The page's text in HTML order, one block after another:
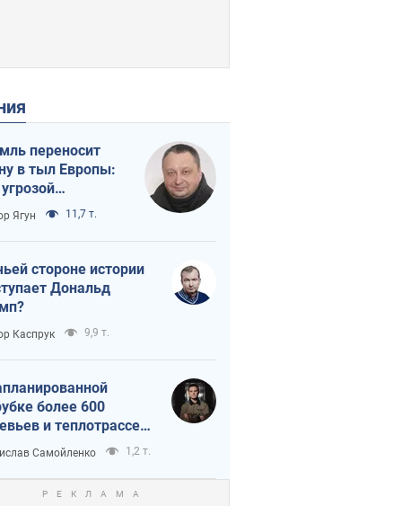
переносит
в тыл Европы:
Ягун 11,7 т.
стороне истории
Дональд
Каспрук 9,9 т.
более 600
и теплотрассе:
на
в Киеве
Самойленко 1,2 т.